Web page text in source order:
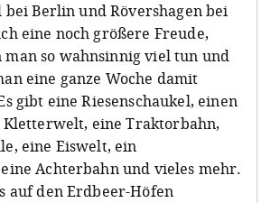
Berlin und Rövershagen bei
eine noch größere Freude,
so wahnsinnig viel tun und
eine ganze Woche damit
gibt eine Riesenschaukel, einen
eine Traktorbahn,
eine Eiswelt, ein
Achterbahn und vieles mehr.
auf den Erdbeer-Höfen